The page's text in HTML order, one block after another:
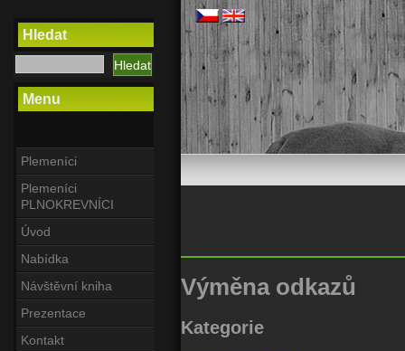
Hledat
Menu
Plemeníci
Plemeníci
PLNOKREVNÍCI
Úvod
Nabídka
Návštěvní kniha
Prezentace
Kontakt
Výměna odkazů
Kategorie